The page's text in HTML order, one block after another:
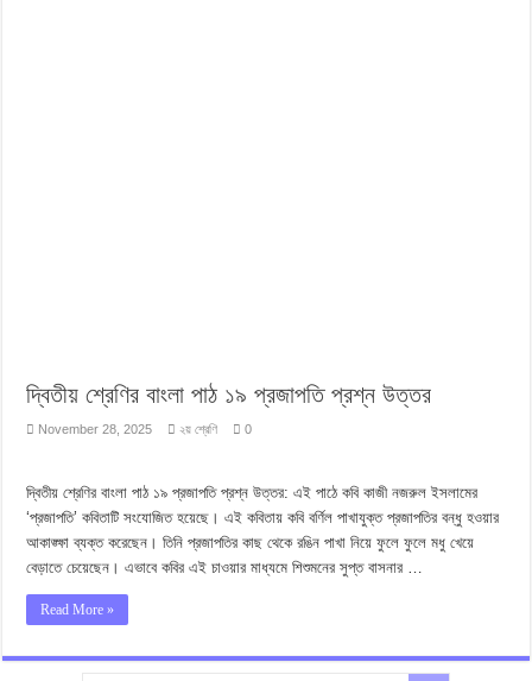
দ্বিতীয় শ্রেণির বাংলা পাঠ ১৯ প্রজাপতি প্রশ্ন উত্তর
November 28, 2025 ২য় শ্রেণি 0
দ্বিতীয় শ্রেণির বাংলা পাঠ ১৯ প্রজাপতি প্রশ্ন উত্তর: এই পাঠে কবি কাজী নজরুল ইসলামের
‘প্রজাপতি’ কবিতাটি সংযোজিত হয়েছে। এই কবিতায় কবি বর্ণিল পাখাযুক্ত প্রজাপতির বন্ধু হওয়ার
আকাঙ্ক্ষা ব্যক্ত করেছেন। তিনি প্রজাপতির কাছ থেকে রঙিন পাখা নিয়ে ফুলে ফুলে মধু খেয়ে
বেড়াতে চেয়েছেন। এভাবে কবির এই চাওয়ার মাধ্যমে শিশুমনের সুপ্ত বাসনার …
Read More »